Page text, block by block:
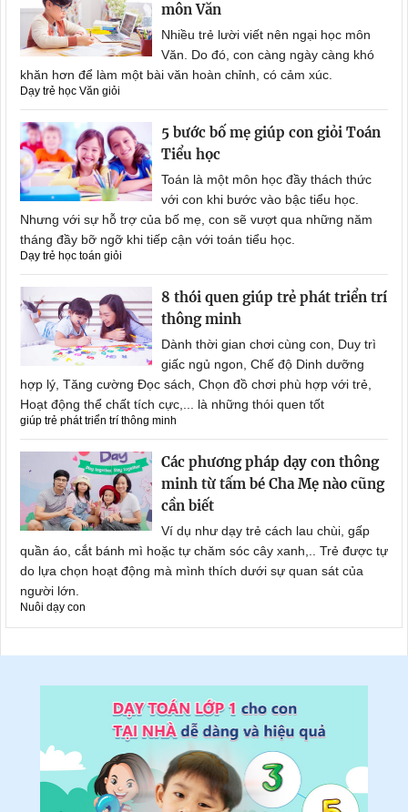
môn Văn
Nhiều trẻ lười viết nên ngại học môn
Văn. Do đó, con càng ngày càng khó
khăn hơn để làm một bài văn hoàn chỉnh, có cảm xúc.
Dạy trẻ học Văn giỏi
5 bước bố mẹ giúp con giỏi Toán
Tiểu học
Toán là một môn học đầy thách thức
với con khi bước vào bậc tiểu học.
Nhưng với sự hỗ trợ của bố mẹ, con sẽ vượt qua những năm
tháng đầy bỡ ngỡ khi tiếp cận với toán tiểu học.
Dạy trẻ học toán giỏi
8 thói quen giúp trẻ phát triển trí
thông minh
Dành thời gian chơi cùng con, Duy trì
giấc ngủ ngon, Chế độ Dinh dưỡng
hợp lý, Tăng cường Đọc sách, Chọn đồ chơi phù hợp với trẻ,
Hoạt động thể chất tích cực,... là những thói quen tốt
giúp trẻ phát triển trí thông minh
Các phương pháp dạy con thông
minh từ tấm bé Cha Mẹ nào cũng
cần biết
Ví dụ như dạy trẻ cách lau chùi, gấp
quần áo, cắt bánh mì hoặc tự chăm sóc cây xanh,.. Trẻ được tự
do lựa chọn hoạt động mà mình thích dưới sự quan sát của
người lớn.
Nuôi dạy con